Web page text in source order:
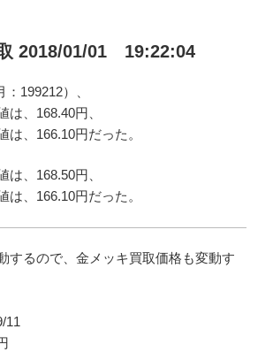
2018/01/01 19:22:04
199212）、
は、168.40円、
は、166.10円だった。
は、168.50円、
は、166.10円だった。
するので、金メッキ買取価格も変動す
11